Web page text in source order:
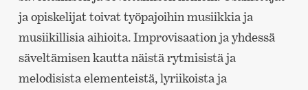
ja opiskelijat toivat työpajoihin musiikkia ja
musiikillisia aihioita. Improvisaation ja yhdessä
säveltämisen kautta näistä rytmisistä ja
melodisista elementeistä, lyriikoista ja